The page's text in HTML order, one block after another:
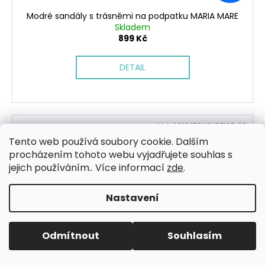
Tento web používá soubory cookie. Dalším
procházením tohoto webu vyjadřujete souhlas s
jejich používáním.. Více informací zde.
Nastavení
Odmítnout Souhlasím
Modré sandály s trásněmi na podpatku MARIA MARE
Skladem
899 Kč
DETAIL
Kód:66104BRUSHBEIGE-38